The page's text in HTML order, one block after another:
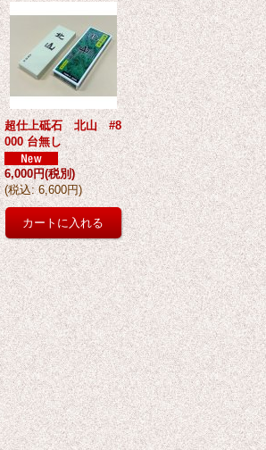
超仕上砥石 北山 #8
000 台無し
6,000円(税別)
(税込: 6,600円)